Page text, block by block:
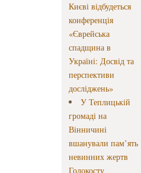
Києві відбудеться
конференція
«Єврейська
спадщина в
Україні: Досвід та
перспективи
досліджень»
У Теплицькій
громаді на
Вінничині
вшанували пам’ять
невинних жертв
Голокосту